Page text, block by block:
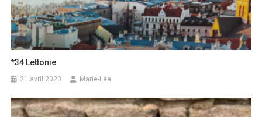
*34 Lettonie
21 avril 2020 Marie-Léa